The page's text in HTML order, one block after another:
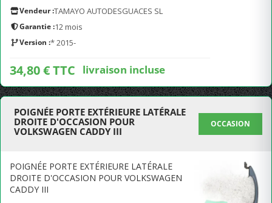
Vendeur :TAMAYO AUTODESGUACES SL
Garantie :12 mois
Version :* 2015-
34,80 € TTC livraison incluse
POIGNÉE PORTE EXTÉRIEURE LATÉRALE
DROITE D'OCCASION POUR
VOLKSWAGEN CADDY III
OCCASION
POIGNÉE PORTE EXTÉRIEURE LATÉRALE
DROITE D'OCCASION POUR VOLKSWAGEN
CADDY III